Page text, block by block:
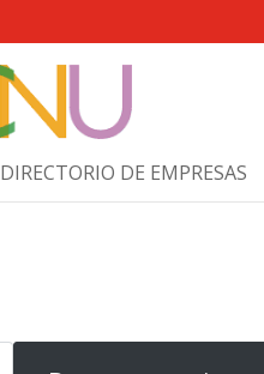
DIRECTORIO DE EMPRESAS